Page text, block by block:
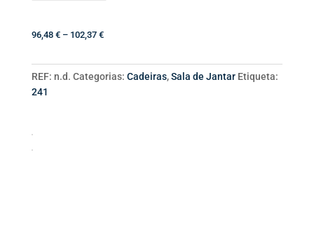
96,48 € – 102,37 €Price
96,48 €
through
REF: n.d. Categorias: Cadeiras,Sala de Jantar Etiqueta:
241